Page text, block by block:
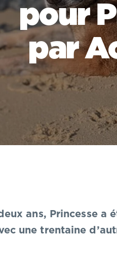
pour
par
ans, Princesse a
une trentaine